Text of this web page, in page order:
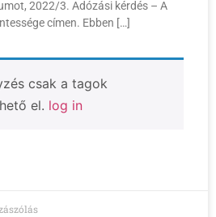
2022/3. Adózási kérdés – A
címen. Ebben […]
csak a tagok
el. log in